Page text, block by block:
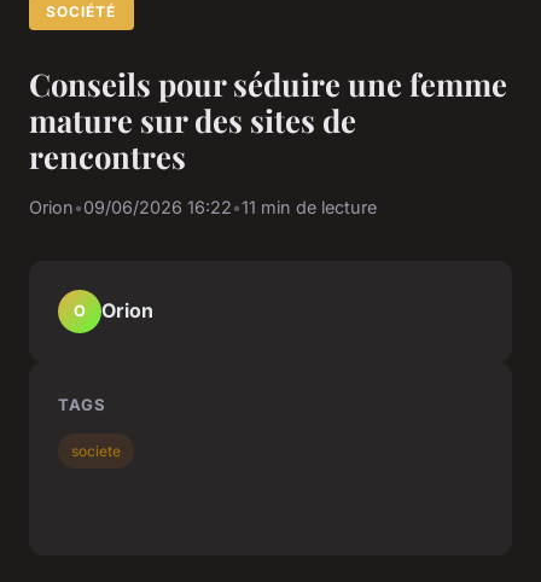
SOCIÉTÉ
Conseils pour séduire une femme
mature sur des sites de
rencontres
Orion•09/06/2026 16:22•11 min de lecture
O Orion
TAGS
societe